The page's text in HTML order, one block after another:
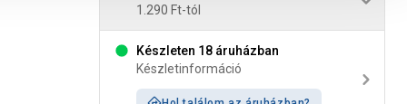
1.290 Ft-tól
Készleten 18 áruházban
Készletinformáció